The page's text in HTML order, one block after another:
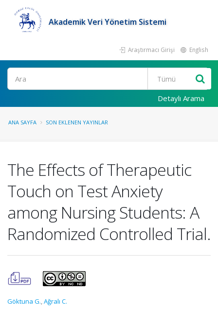
Akademik Veri Yönetim Sistemi
Araştırmacı Girişi English
Ara
Detaylı Arama
ANA SAYFA SON EKLENEN YAYINLAR
The Effects of Therapeutic
Touch on Test Anxiety
among Nursing Students: A
Randomized Controlled Trial.
Göktuna G.,Ağralı C.